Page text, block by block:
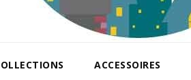
ACCESSOIRES